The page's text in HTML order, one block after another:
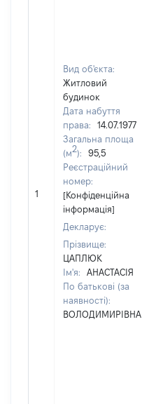
1
Вид об'єкта:
Житловий
будинок
Дата набуття
права:
14.07.1977
Загальна площа
(м2):
95,5
Реєстраційний
номер:
[Конфіденційна
інформація]
Декларує:
Прізвище:
ЦАПЛЮК
Ім'я:
АНАСТАСІЯ
По батькові (за
наявності):
ВОЛОДИМИРІВНА